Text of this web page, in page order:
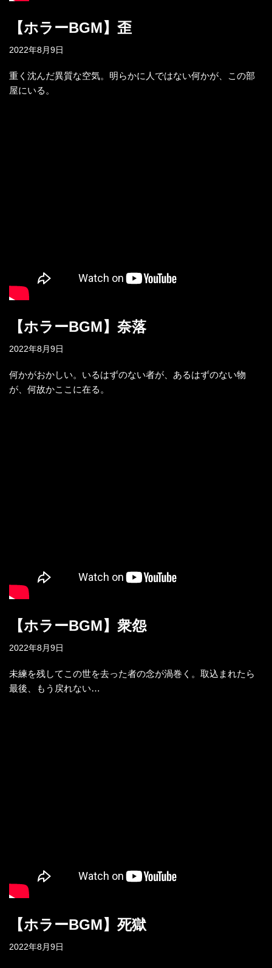
【ホラーBGM】歪
2022年8月9日
重く沈んだ異質な空気。明らかに人ではない何かが、この部
屋にいる。
【ホラーBGM】奈落
2022年8月9日
何かがおかしい。いるはずのない者が、あるはずのない物
が、何故かここに在る。
【ホラーBGM】衆怨
2022年8月9日
未練を残してこの世を去った者の念が渦巻く。取込まれたら
最後、もう戻れない…
【ホラーBGM】死獄
2022年8月9日